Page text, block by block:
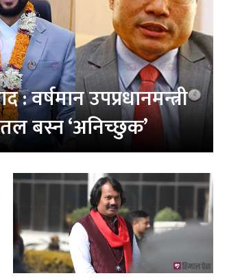
: वर्षमान उपप्रधानमन्त्री
बस्न ‘अनिच्छुक’